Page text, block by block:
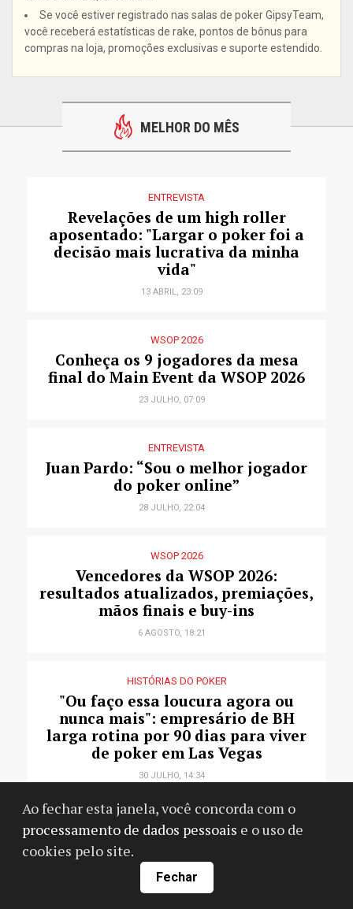
Se você estiver registrado nas salas de poker GipsyTeam,
você receberá estatísticas de rake, pontos de bônus para
compras na loja, promoções exclusivas e suporte estendido.
MELHOR DO MÊS
ENTREVISTA
Revelações de um high roller
aposentado: "Largar o poker foi a
decisão mais lucrativa da minha
vida"
13 ABRIL, 23:09
WSOP 2026
Conheça os 9 jogadores da mesa
final do Main Event da WSOP 2026
23 JULHO, 07:09
ENTREVISTA
Juan Pardo: “Sou o melhor jogador
do poker online”
28 JULHO, 22:04
WSOP 2026
Vencedores da WSOP 2026:
resultados atualizados, premiações,
mãos finais e buy-ins
6 AGOSTO, 18:21
HISTÓRIAS DO POKER
"Ou faço essa loucura agora ou
nunca mais": empresário de BH
larga rotina por 90 dias para viver
de poker em Las Vegas
30 JULHO, 14:34
SALAS DE POKER
Análise de sites: o novo sistema de
rakeback do CoinPoker, o
CoinRewards
Ao fechar esta janela, você concorda com o
processamento de dados pessoais e o uso de
cookies pelo site.
Fechar